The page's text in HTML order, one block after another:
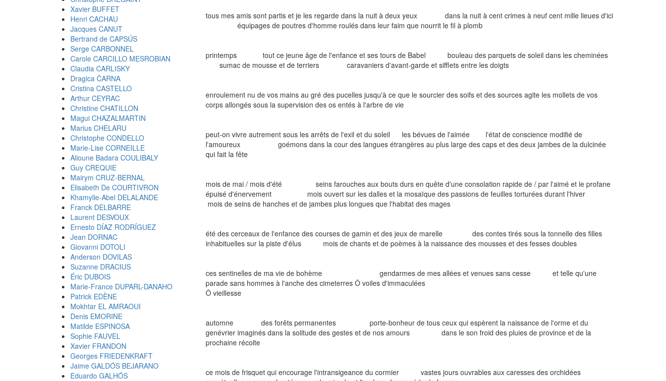
tous mes amis sont partis et je les regarde dans la nuit à deux yeux dans la nuit à cent crimes à neuf cent mille lieues d'ici
équipages de poutres d'homme roulés dans leur faim que nourrit le fil à plomb
printemps tout ce jeune âge de l'enfance et ses tours de Babel bouleau des parquets de soleil dans les cheminées
sumac de mousse et de terriers caravaniers d'avant-garde et sifflets entre les doigts
enroulement nu de vos mains au gré des pucelles jusqu'à ce que le sourcier des soifs et des sources agite les mollets de vos
corps allongés sous la supervision des os entés à l'arbre de vie
peut-on vivre autrement sous les arrêts de l'exil et du soleil les bévues de l'aimée l'état de conscience modifié de
l'amoureux goémons dans la cour des langues étrangères au plus large des caps et des deux jambes de la dulcinée
qui fait la fête
mois de mai / mois d'été seins farouches aux bouts durs en quête d'une consolation rapide de / par l'aimé et le profane
épuisé d'énervement mois ouvert sur les dalles et la mosaïque des passions de feuilles torturées durant l'hiver
mois de seins de hanches et de jambes plus longues que l'habitat des mages
été des cerceaux de l'enfance des courses de gamin et des jeux de marelle des contes tirés sous la tonnelle des filles
inhabituelles sur la piste d'élus mois de chants et de poèmes à la naissance des mousses et des fesses doubles
ces sentinelles de ma vie de bohème gendarmes de mes allées et venues sans cesse et telle qu'une
parade sans hommes à l'anche des cimeterres Ô voiles d'immaculées
Ô vieillesse
automne des forêts permanentes porte-bonheur de tous ceux qui espèrent la naissance de l'orme et du
genévrier imaginés dans la solitude des gestes et de nos amours dans le son froid des pluies de province et de la
prochaine récolte
ce mois de frisquet qui encourage l'intransigeance du cormier vastes jours ouvrables aux caresses des orchidées
Xavier BUFFET
Henri CACHAU
Jacques CANUT
Bertrand de CAPSÚS
Serge CARBONNEL
Carole CARCILLO MESROBIAN
Claudia CARLISKY
Dragica ČARNA
Cristina CASTELLO
Arthur CEYRAC
Christine CHATILLON
Magui CHAZALMARTIN
Marius CHELARU
Christophe CONDELLO
Marie-Lise CORNEILLE
Alioune Badara COULIBALY
Guy CREQUIE
Mairym CRUZ-BERNAL
Elisabeth De COURTIVRON
Khamylle-Abel DELALANDE
Franck DELBARRE
Laurent DESVOUX
Ernesto DÍAZ RODRÍGUEZ
Jean DORNAC
Giovanni DOTOLI
Anderson DOVILAS
Suzanne DRACIUS
Éric DUBOIS
Marie-France DUPARL-DANAHO
Patrick EDÈNE
Mokhtar EL AMRAOUI
Denis EMORINE
Matilde ESPINOSA
Sophie FAUVEL
Xavier FRANDON
Georges FRIEDENKRAFT
Jaime GALDÓS BEJARANO
Eduardo GALHÓS